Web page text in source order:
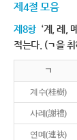
제4절 모음
제8항 ‘계, 례,
적는다. (ㄱ을
ㄱ
계수(桂樹)
사례(謝禮)
연몌(連袂)